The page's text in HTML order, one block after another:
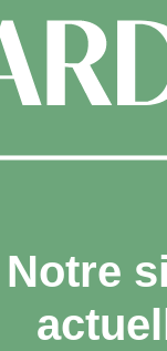
Notre